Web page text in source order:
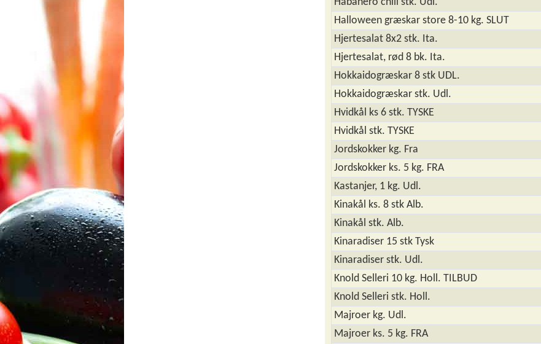
Halloween græskar store 8-10 kg. SLUT
Hjertesalat 8x2 stk. Ita.
Hjertesalat, rød 8 bk. Ita.
Hokkaidogræskar 8 stk UDL.
Hokkaidogræskar stk. Udl.
Hvidkål ks 6 stk. TYSKE
Hvidkål stk. TYSKE
Jordskokker kg. Fra
Jordskokker ks. 5 kg. FRA
Kastanjer, 1 kg. Udl.
Kinakål ks. 8 stk Alb.
Kinakål stk. Alb.
Kinaradiser 15 stk Tysk
Kinaradiser stk. Udl.
Knold Selleri 10 kg. Holl. TILBUD
Knold Selleri stk. Holl.
Majroer kg. Udl.
Majroer ks. 5 kg. FRA